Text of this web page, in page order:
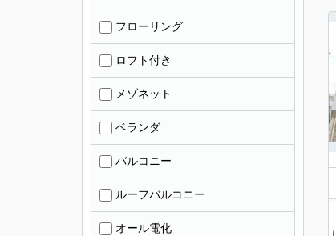
フローリング
ロフト付き
メゾネット
ベランダ
バルコニー
ルーフバルコニー
オール電化